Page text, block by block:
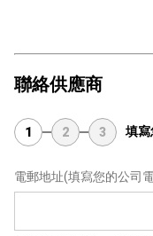
聯絡供應商
1 2 3 填寫
電郵地址(填寫您的公司